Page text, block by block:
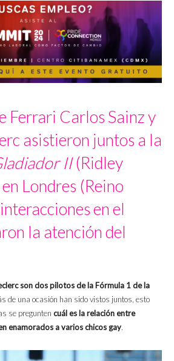
Ferrari Carlos Sainz y
asistieron juntos a la
II(Ridley
Londres (Reino
en el
la atención del
son dos pilotos de la Fórmula 1 de la
de una ocasión han sido vistos juntos, esto
se pregunten cuál es la relación entre
enamorados a varios chicos gay.